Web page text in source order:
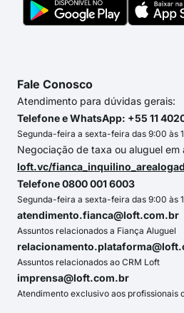
Fale Conosco
Atendimento para dúvidas gerais:
Telefone e WhatsApp: +55 11
Segunda-feira a sexta-feira das 9:00 às
Negociação de taxa ou aluguel em
loft.vc/
Telefone 0800 001 6003
Segunda-feira a sexta-feira das 9:00 às
atendimento.fianca@loft.com.br
Assuntos relacionados a Fiança Aluguel
Assuntos relacionados ao CRM Loft
imprensa@loft.com.br
Atendimento exclusivo aos profissionais